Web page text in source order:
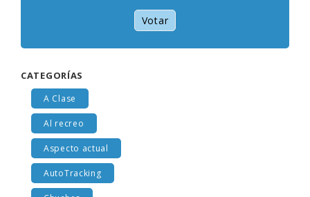
Votar
CATEGORÍAS
A Clase
Al recreo
Aspecto actual
AutoTracking